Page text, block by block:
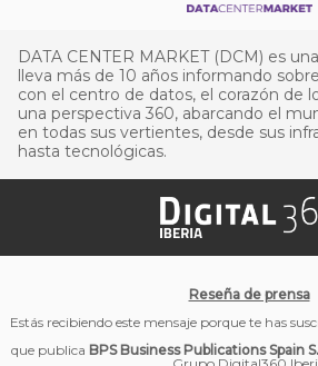
DATA CENTER MARKET (DCM) es
lleva más de 10 años informando
con el centro de datos, el corazón de
una perspectiva 360, abarcando el
en todas sus vertientes, desde sus
hasta tecnológicas.
Reseña de prensa
Estás recibiendo este mensaje porque te has
que publica BPS Business Publications Spain